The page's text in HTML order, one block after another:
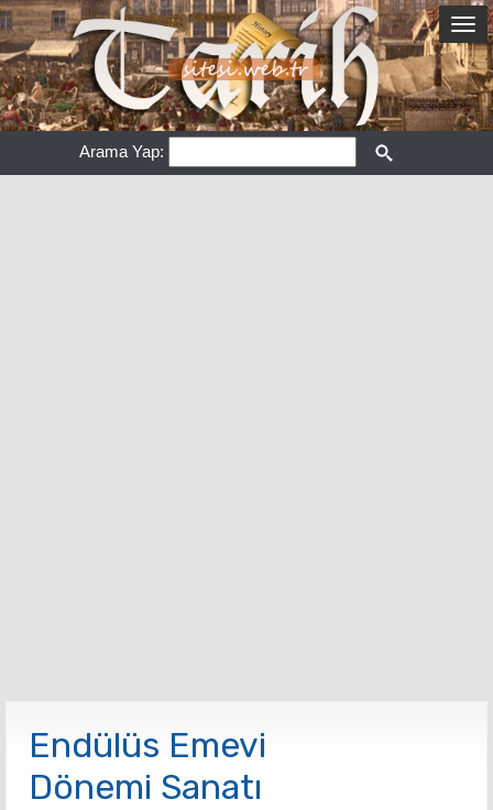
Arama Yap:
Endülüs Emevi
Dönemi Sanatı